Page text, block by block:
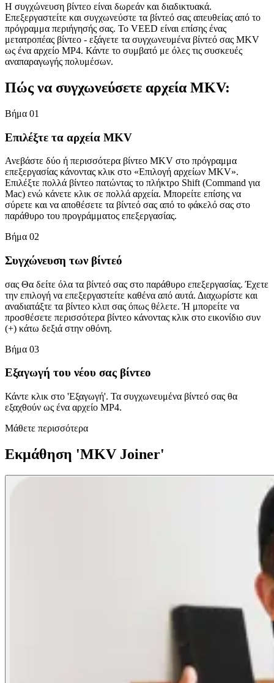
Η συγχώνευση βίντεο είναι δωρεάν και διαδικτυακά.
Επεξεργαστείτε και συγχωνεύστε τα βίντεό σας απευθείας από το
πρόγραμμα περιήγησής σας. Το VEED είναι επίσης ένας
μετατροπέας βίντεο - εξάγετε τα συγχωνευμένα βίντεό σας MKV
ως ένα αρχείο MP4. Κάντε το συμβατό με όλες τις συσκευές
αναπαραγωγής πολυμέσων.
Πώς να συγχωνεύσετε αρχεία MKV:
Βήμα 01
Επιλέξτε τα αρχεία MKV
Ανεβάστε δύο ή περισσότερα βίντεο MKV στο πρόγραμμα
επεξεργασίας κάνοντας κλικ στο «Επιλογή αρχείων MKV».
Επιλέξτε πολλά βίντεο πατώντας το πλήκτρο Shift (Command για
Mac) ενώ κάνετε κλικ σε πολλά αρχεία. Μπορείτε επίσης να
σύρετε και να αποθέσετε τα βίντεό σας από το φάκελό σας στο
παράθυρο του προγράμματος επεξεργασίας.
Βήμα 02
Συγχώνευση των βίντεό
σας Θα δείτε όλα τα βίντεό σας στο παράθυρο επεξεργασίας. Έχετε
την επιλογή να επεξεργαστείτε καθένα από αυτά. Διαχωρίστε και
αναδιατάξτε τα βίντεο κλιπ σας όπως θέλετε. Ή μπορείτε να
προσθέσετε περισσότερα βίντεο κάνοντας κλικ στο εικονίδιο συν
(+) κάτω δεξιά στην οθόνη.
Βήμα 03
Εξαγωγή του νέου σας βίντεο
Κάντε κλικ στο 'Εξαγωγή'. Τα συγχωνευμένα βίντεό σας θα
εξαχθούν ως ένα αρχείο MP4.
Μάθετε περισσότερα
Εκμάθηση 'MKV Joiner'